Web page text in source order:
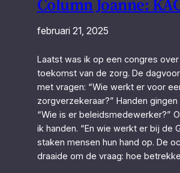
februari 21, 2025
Laatst was ik op een congres
toekomst van de zorg. De
met vragen: “Wie werkt er voor
zorgverzekeraar?” Handen
“Wie is er beleidsmedewerker?”
ik handen. “En wie werkt er bij de
staken mensen hun hand op. De
draaide om de vraag: hoe